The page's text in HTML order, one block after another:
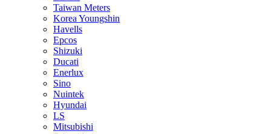
Taiwan Meters
Korea Youngshin
Havells
Epcos
Shizuki
Ducati
Enerlux
Sino
Nuintek
Hyundai
LS
Mitsubishi